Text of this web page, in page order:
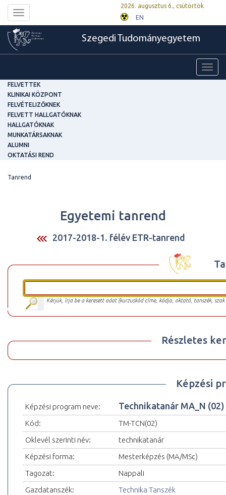
Toggle
navigation
2026. augusztus 6., csütörtök
EN
Szegedi Tudományegyetem
FELVETTEK
KLINIKAI KÖZPONT
FELVÉTELIZŐKNEK
FELVETT HALLGATÓKNAK
HALLGATÓKNAK
MUNKATÁRSAKNAK
ALUMNI
OKTATÁSI REND
Tanrend
Egyetemi tanrend
2017-2018-1. félév ETR-tanrend
Kérjük, írja be a keresett adat (kurzuskód címe, kódja, oktató, tanszék,
Részletes
Képzési
Képzési program neve: Technikatanár MA_N (02)
Kód:
TM-TCN(02)
Oklevél szerinti név:
technikatanár
Képzési forma:
Mesterképzés (MA/MSc)
Tagozat:
Nappali
Gazdatanszék:
Technika Tanszék